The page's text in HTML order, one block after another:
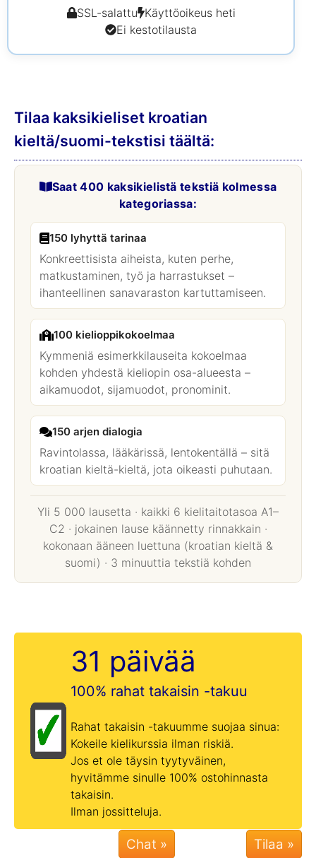
SSL-salattu Käyttöoikeus heti
Ei kestotilausta
Tilaa kaksikieliset kroatian
kieltä/suomi-tekstisi täältä:
Saat 400 kaksikielistä tekstiä kolmessa
kategoriassa:
150 lyhyttä tarinaa
Konkreettisista aiheista, kuten perhe,
matkustaminen, työ ja harrastukset –
ihanteellinen sanavaraston kartuttamiseen.
100 kielioppikokoelmaa
Kymmeniä esimerkkilauseita kokoelmaa
kohden yhdestä kieliopin osa-alueesta –
aikamuodot, sijamuodot, pronominit.
150 arjen dialogia
Ravintolassa, lääkärissä, lentokentällä – sitä
kroatian kieltä-kieltä, jota oikeasti puhutaan.
Yli 5 000 lausetta · kaikki 6 kielitaitotasoa A1–
C2 · jokainen lause käännetty rinnakkain ·
kokonaan ääneen luettuna (kroatian kieltä &
suomi) · 3 minuuttia tekstiä kohden
31 päivää
100% rahat takaisin -takuu
Rahat takaisin -takuumme suojaa sinua:
Kokeile kielikurssia ilman riskiä.
Jos et ole täysin tyytyväinen,
hyvitämme sinulle 100% ostohinnasta
takaisin.
Ilman jossitteluja.
Chat »